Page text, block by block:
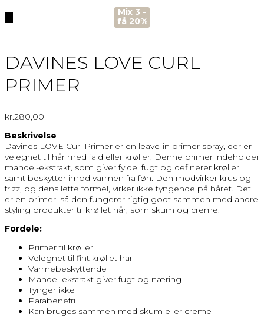
Mix 3 -
få 20%
DAVINES LOVE CURL
PRIMER
kr.280,00
Beskrivelse
Davines LOVE Curl Primer er en leave-in primer spray, der er
velegnet til hår med fald eller krøller. Denne primer indeholder
mandel-ekstrakt, som giver fylde, fugt og definerer krøller
samt beskytter imod varmen fra føn. Den modvirker krus og
frizz, og dens lette formel, virker ikke tyngende på håret. Det
er en primer, så den fungerer rigtig godt sammen med andre
styling produkter til krøllet hår, som skum og creme.
Fordele:
Primer til krøller
Velegnet til fint krøllet hår
Varmebeskyttende
Mandel-ekstrakt giver fugt og næring
Tynger ikke
Parabenefri
Kan bruges sammen med skum eller creme